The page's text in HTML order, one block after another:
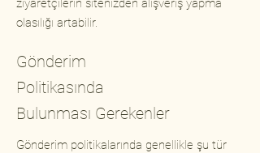
ziyaretçilerin sitenizden alışveriş yapma
olasılığı artabilir.
Gönderim
Politikasında
Bulunması Gerekenler
Gönderim politikalarında genellikle şu tür